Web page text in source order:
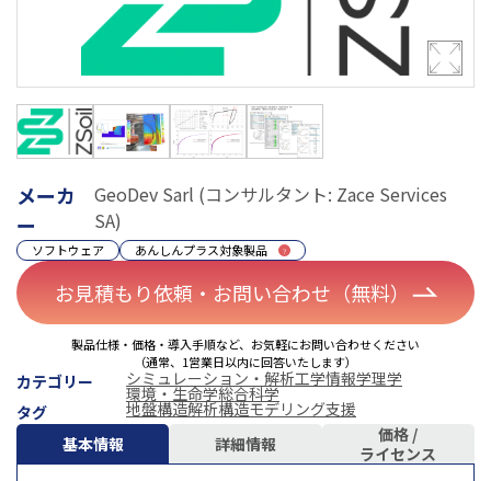
メーカ
ー
GeoDev Sarl (コンサルタント: Zace Services
SA)
ソフトウェア あんしんプラス対象製品
お見積もり依頼・お問い合わせ（無料）
製品仕様・価格・導入手順など、お気軽にお問い合わせください
（通常、1営業日以内に回答いたします）
カテゴリー シミュレーション・解析工学情報学理学
環境・生命学総合科学
タグ
地盤構造解析構造モデリング支援
基本情報
詳細情報
価格 /
ライセンス